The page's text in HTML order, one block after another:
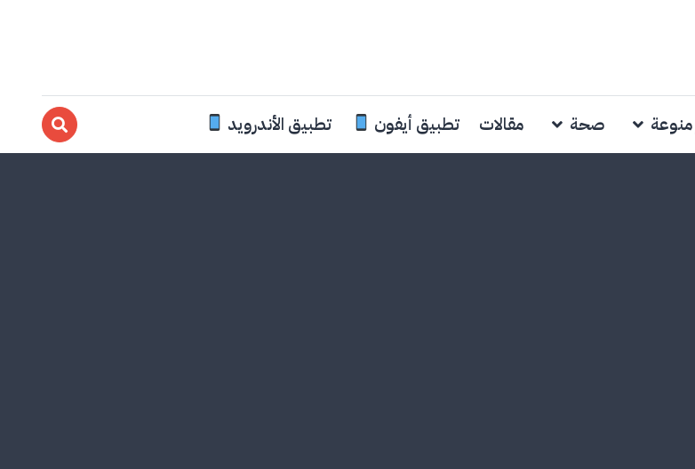
منوعة صحة مقالات تطبيق أيفون تطبيق الأندرويد